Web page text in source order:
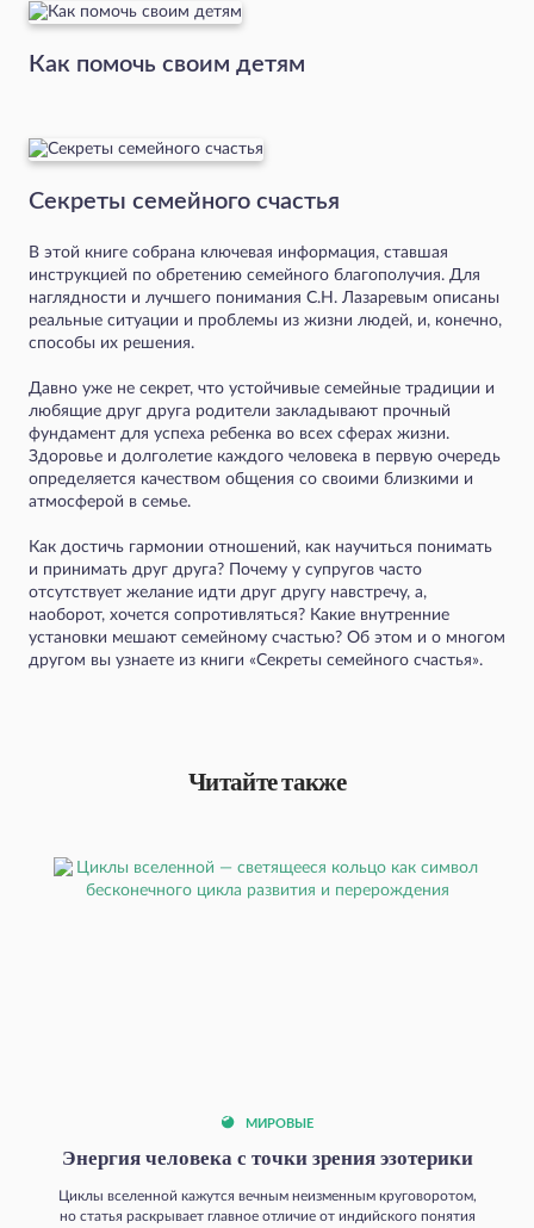
Как помочь своим детям
Секреты семейного счастья
В этой книге собрана ключевая информация, ставшая
инструкцией по обретению семейного благополучия. Для
наглядности и лучшего понимания С.Н. Лазаревым описаны
реальные ситуации и проблемы из жизни людей, и, конечно,
способы их решения.
Давно уже не секрет, что устойчивые семейные традиции и
любящие друг друга родители закладывают прочный
фундамент для успеха ребенка во всех сферах жизни.
Здоровье и долголетие каждого человека в первую очередь
определяется качеством общения со своими близкими и
атмосферой в семье.
Как достичь гармонии отношений, как научиться понимать
и принимать друг друга? Почему у супругов часто
отсутствует желание идти друг другу навстречу, а,
наоборот, хочется сопротивляться? Какие внутренние
установки мешают семейному счастью? Об этом и о многом
другом вы узнаете из книги «Секреты семейного счастья».
Читайте также
МИРОВЫЕ
Энергия человека с точки зрения эзотерики
Циклы вселенной кажутся вечным неизменным круговоротом,
но статья раскрывает главное отличие от индийского понятия